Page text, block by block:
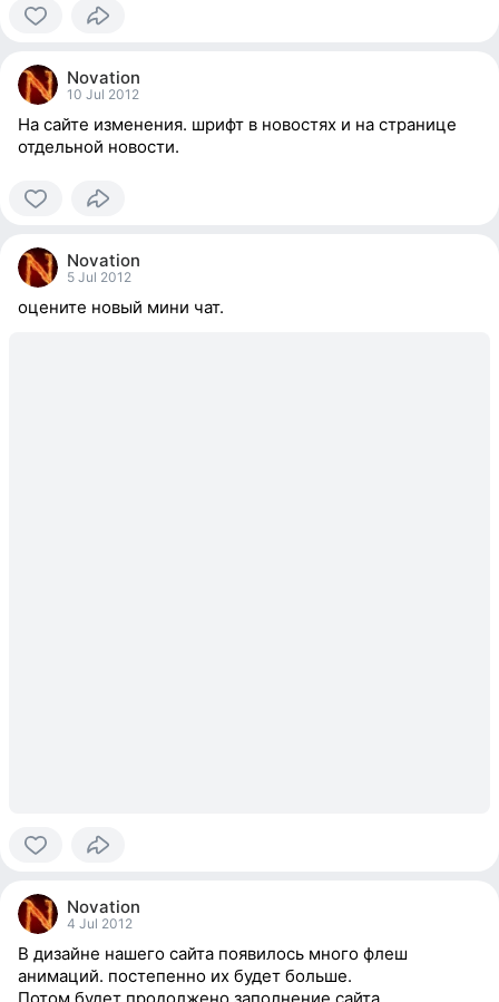
people
reacted Novation
10 Jul 2012
На сайте изменения. шрифт в новостях и на странице
отдельной новости.
people
reacted Novation
5 Jul 2012
оцените новый мини чат.
people
reacted Novation
4 Jul 2012
В дизайне нашего сайта появилось много флеш
анимаций. постепенно их будет больше.